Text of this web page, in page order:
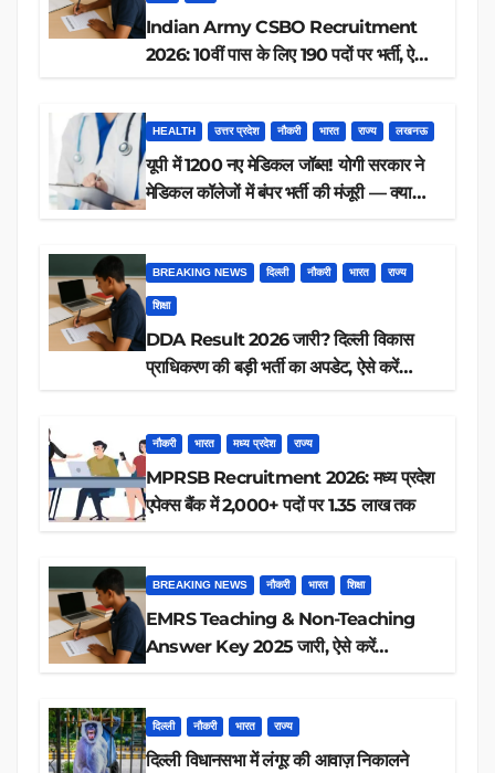
Indian Army CSBO Recruitment
2026: 10वीं पास के लिए 190 पदों पर भर्ती, ऐसे
HEALTH उत्तर प्रदेश नौकरी भारत राज्य लखनऊ
यूपी में 1200 नए मेडिकल जॉब्स! योगी सरकार ने
मेडिकल कॉलेजों में बंपर भर्ती की मंजूरी — क्या
BREAKING NEWS दिल्ली नौकरी भारत राज्य
शिक्षा
DDA Result 2026 जारी? दिल्ली विकास
प्राधिकरण की बड़ी भर्ती का अपडेट, ऐसे करें
नौकरी भारत मध्य प्रदेश राज्य
MPRSB Recruitment 2026: मध्य प्रदेश
एपेक्स बैंक में 2,000+ पदों पर 1.35 लाख तक
BREAKING NEWS नौकरी भारत शिक्षा
EMRS Teaching & Non-Teaching
Answer Key 2025 जारी, ऐसे करें
दिल्ली नौकरी भारत राज्य
दिल्ली विधानसभा में लंगूर की आवाज़ निकालने